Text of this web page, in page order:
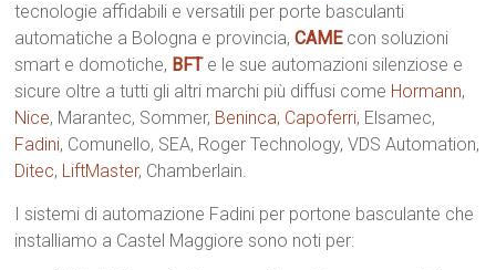
tecnologie affidabili e versatili per porte basculanti
automatiche a Bologna e provincia,CAME con soluzioni
smart e domotiche, BFT e le sue automazioni silenziose e
sicure oltre a tutti gli altri marchi più diffusi come Hormann,
Nice, Marantec, Sommer, Beninca, Capoferri, Elsamec,
Fadini, Comunello, SEA, Roger Technology, VDS Automation,
Ditec, LiftMaster, Chamberlain.
I sistemi di automazione Fadini per portone basculante che
installiamo a Castel Maggiore sono noti per: